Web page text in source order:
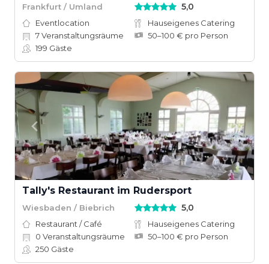
Frankfurt / Umland 5,0
Eventlocation
Hauseigenes Catering
7Veranstaltungsräume
50–100 € pro Person
199 Gäste
Tally's Restaurant im Rudersport
Wiesbaden / Biebrich 5,0
Restaurant / Café
Hauseigenes Catering
0 Veranstaltungsräume
50–100 € pro Person
250 Gäste